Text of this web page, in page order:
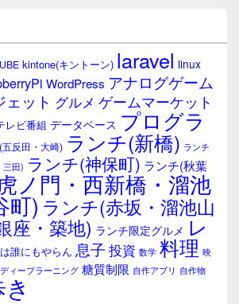
kintone(キントーン) laravel linux
WordPress アナログゲーム
ェット グルメ ゲームマーケット
レビ番組 データベース プログラ
五反田・大崎) ランチ(新橋) ランチ
三田) ランチ(神保町) ランチ(秋葉
ノ門・西新橋・溜池
町) ランチ(赤坂・溜池山
座・築地) ランチ限定グルメ レ
誰にもやらん 息子 投資 数学 料理 映
ィープラーニング 糖質制限 自作アプリ 自作物